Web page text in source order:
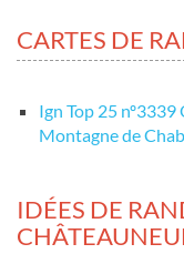
CARTES DE
Ign Top 25
Montagne de
IDÉES DE